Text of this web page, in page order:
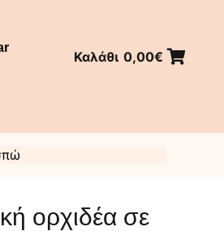
Καλάθι 0,00€
ορχιδέα σε